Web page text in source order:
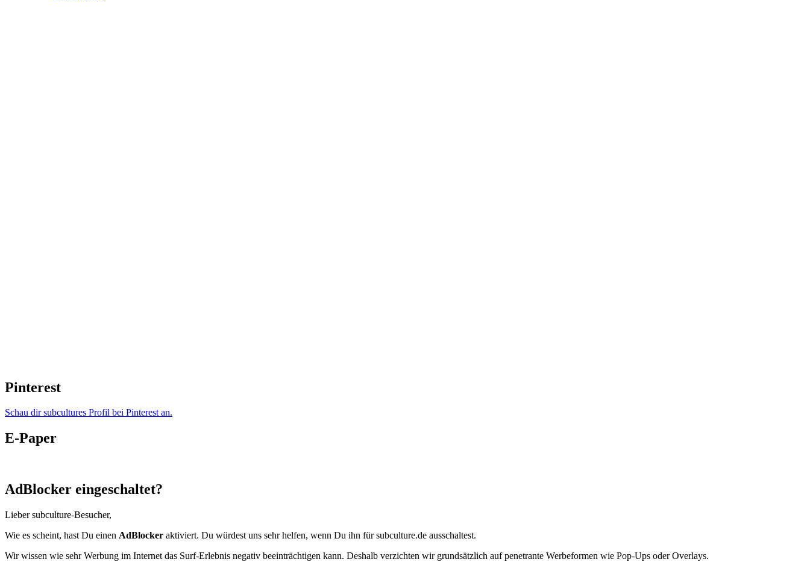
Pinterest
Schau dir subcultures Profil bei Pinterest an.
E-Paper
AdBlocker eingeschaltet?
Lieber subculture-Besucher,
Wie es scheint, hast Du einen AdBlocker aktiviert. Du würdest uns sehr helfen, wenn Du ihn für subculture.de ausschaltest.
Wir wissen wie sehr Werbung im Internet das Surf-Erlebnis negativ beeinträchtigen kann. Deshalb verzichten wir grundsätzlich auf penetrante Werbeformen wie Pop-Ups oder Overlays.